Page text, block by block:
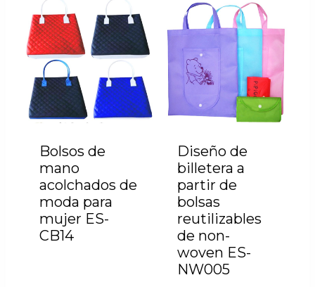
Bolsos de
mano
acolchados de
moda para
mujer ES-
CB14
Diseño de
billetera a
partir de
bolsas
reutilizables
de non-
woven ES-
NW005